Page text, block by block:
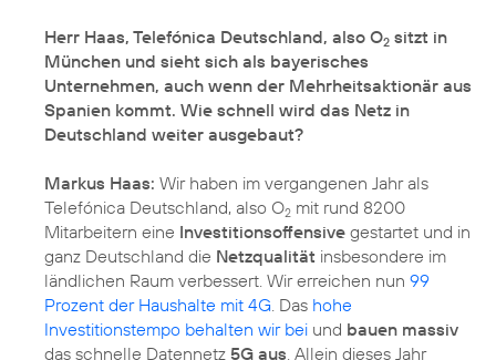
Herr Haas, Telefónica Deutschland, also O2 sitzt in
München und sieht sich als bayerisches
Unternehmen, auch wenn der Mehrheitsaktionär aus
Spanien kommt. Wie schnell wird das Netz in
Deutschland weiter ausgebaut?
Markus Haas: Wir haben im vergangenen Jahr als
Telefónica Deutschland, also O2 mit rund 8200
Mitarbeitern eine Investitionsoffensive gestartet und in
ganz Deutschland die Netzqualität insbesondere im
ländlichen Raum verbessert. Wir erreichen nun 99
Prozent der Haushalte mit 4G . Das hohe
Investitionstempo behalten wir bei und bauen massiv
das schnelle Datennetz 5G aus . Allein dieses Jahr